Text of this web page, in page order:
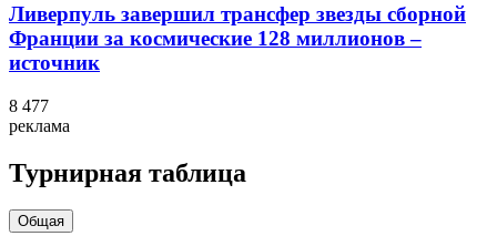
Ливерпуль завершил трансфер звезды сборной
Франции за космические 128 миллионов –
источник
8 477
реклама
Турнирная таблица
Общая